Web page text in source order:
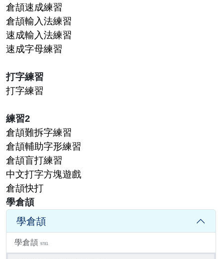
倉頡速成練習
倉頡輸入法練習
速成輸入法練習
速成字母練習
打字練習
打字練習
練習2
倉頡難拆字練習
倉頡輔助字形練習
倉頡盲打練習
中文打字方塊遊戲
倉頡快打
學倉頡
學倉頡
學倉頡 9781